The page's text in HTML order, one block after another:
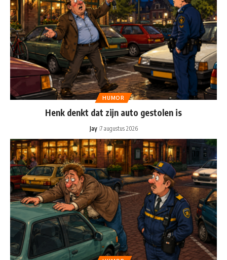
HUMOR
Henk denkt dat zijn auto gestolen is
Jay 7 augustus 2026